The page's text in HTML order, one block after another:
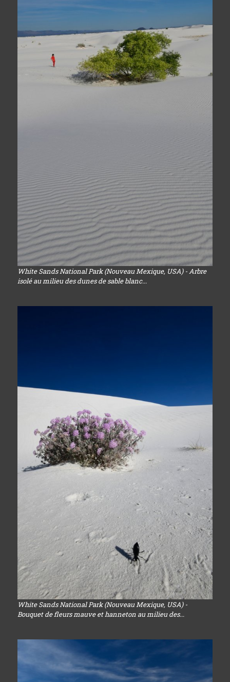
White Sands National Park (Nouveau Mexique, USA) - Arbre
isolé au milieu des dunes de sable blanc...
White Sands National Park (Nouveau Mexique, USA) -
Bouquet de fleurs mauve et hanneton au milieu des...